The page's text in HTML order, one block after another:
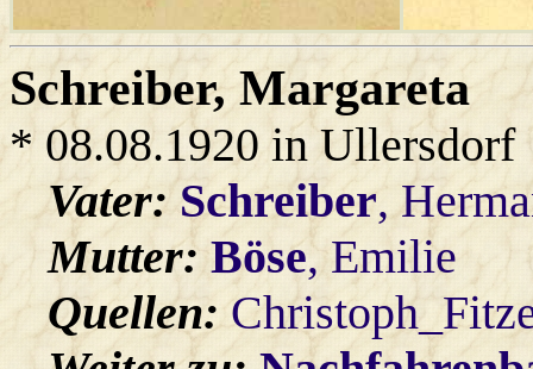
Schreiber, Margareta
* 08.08.1920 in Ullersdorf
Vater:Schreiber,
Mutter:Böse, Emilie
Quellen: